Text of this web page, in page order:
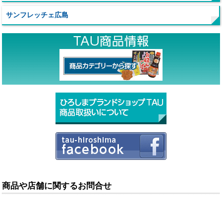
サンフレッチェ広島
商品や店舗に関するお問合せ